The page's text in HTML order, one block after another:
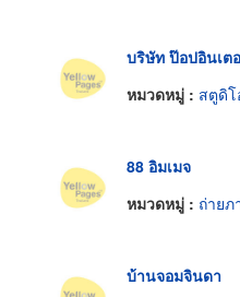
บริษัท ป๊อปอินเต
หมวดหมู่ : สตูดิ
88 อิมเมจ
หมวดหมู่ : ถ่ายภ
บ้านจอมจินดา